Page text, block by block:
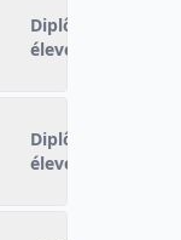
Diplôme
élevé obtenu
Diplôme
élevé obtenu